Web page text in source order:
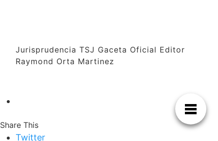
Jurisprudencia TSJ Gaceta Oficial Editor
Raymond Orta Martinez
Share This
Twitter